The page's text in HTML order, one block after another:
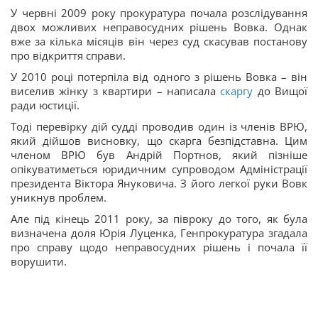
У червні 2009 року прокуратура почала розслідування
двох можливих неправосудних рішень Вовка. Однак
вже за кілька місяців він через суд скасував постанову
про відкриття справи.
У 2010 році потерпіла від одного з рішень Вовка – він
виселив жінку з квартири – написаласкаргу до Вищої
ради юстиції.
Тоді перевірку дій судді проводив один із членів ВРЮ,
який дійшов висновку, що скарга безпідставна. Цим
членом ВРЮ був Андрій Портнов, який пізніше
опікуватиметься юридичним супроводом Адміністрації
президента Віктора Януковича. З його легкої руки Вовк
уникнув проблем.
Але під кінець 2011 року, за півроку до того, як була
визначена доля Юрія Луценка, Генпрокуратура згадала
про справу щодо неправосудних рішень і почала її
ворушити.